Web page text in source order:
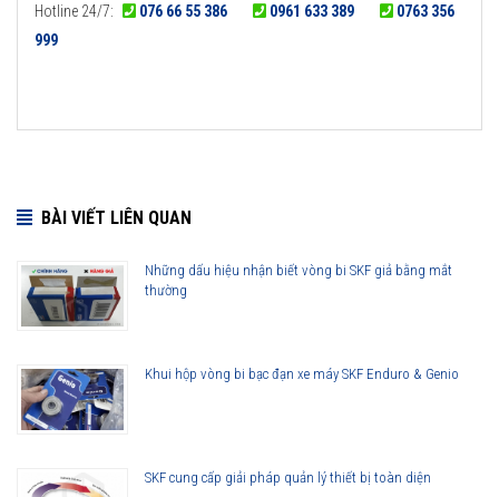
Hotline 24/7:
076 66 55 386 0961 633 389
0763 356
999
BÀI VIẾT LIÊN QUAN
Những dấu hiệu nhận biết vòng bi SKF giả bằng mắt
thường
Khui hộp vòng bi bạc đạn xe máy SKF Enduro & Genio
SKF cung cấp giải pháp quản lý thiết bị toàn diện